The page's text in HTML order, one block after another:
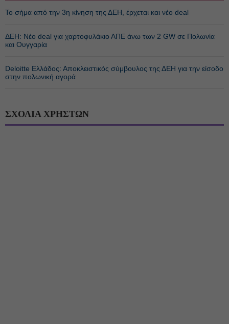
Το σήμα από την 3η κίνηση της ΔΕΗ, έρχεται και νέο deal
ΔΕΗ: Νέο deal για χαρτοφυλάκιο ΑΠΕ άνω των 2 GW σε Πολωνία
και Ουγγαρία
Deloitte Ελλάδος: Αποκλειστικός σύμβουλος της ΔΕΗ για την είσοδο
στην πολωνική αγορά
ΣΧΟΛΙΑ ΧΡΗΣΤΩΝ